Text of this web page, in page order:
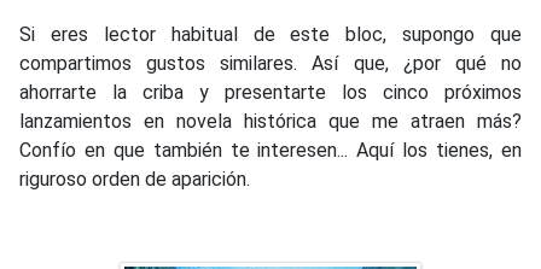
Si eres lector habitual de este bloc, supongo que
compartimos gustos similares. Así que, ¿por qué no
ahorrarte la criba y presentarte los cinco próximos
lanzamientos en novela histórica que me atraen más?
Confío en que también te interesen... Aquí los tienes, en
riguroso orden de aparición.